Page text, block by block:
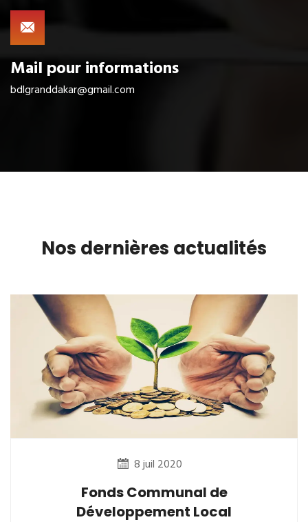
Mail pour informations
bdlgranddakar@gmail.com
Nos dernières actualités
8 juil 2020
Fonds Communal de
Développement Local